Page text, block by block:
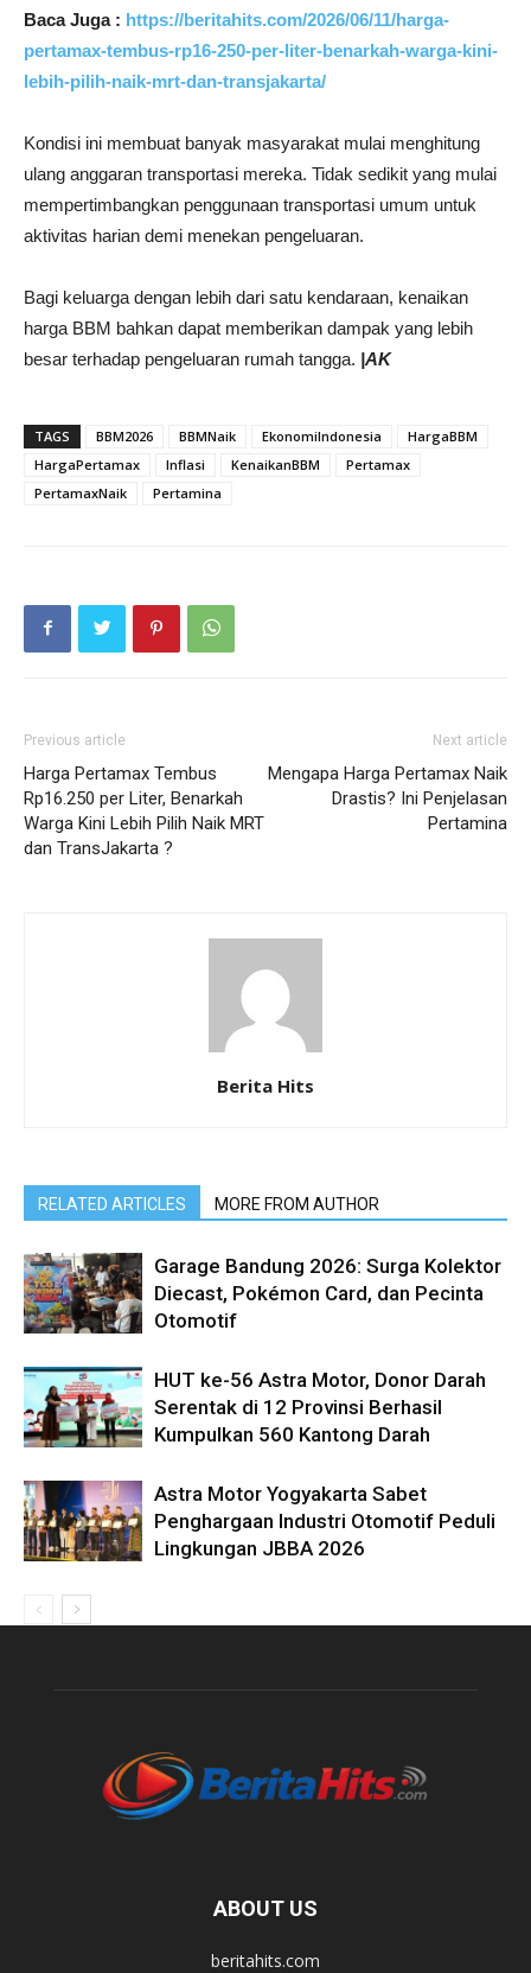
Baca Juga : https://beritahits.com/2026/06/11/harga-
pertamax-tembus-rp16-250-per-liter-benarkah-warga-kini-
lebih-pilih-naik-mrt-dan-transjakarta/
Kondisi ini membuat banyak masyarakat mulai menghitung
ulang anggaran transportasi mereka. Tidak sedikit yang mulai
mempertimbangkan penggunaan transportasi umum untuk
aktivitas harian demi menekan pengeluaran.
Bagi keluarga dengan lebih dari satu kendaraan, kenaikan
harga BBM bahkan dapat memberikan dampak yang lebih
besar terhadap pengeluaran rumah tangga. |AK
TAGS BBM2026 BBMNaik EkonomiIndonesia
HargaBBM
HargaPertamax
Inflasi KenaikanBBM
Pertamax
PertamaxNaik
Pertamina
Previous article
Harga Pertamax Tembus
Rp16.250 per Liter, Benarkah
Warga Kini Lebih Pilih Naik MRT
dan TransJakarta ?
Next article
Mengapa Harga Pertamax Naik
Drastis? Ini Penjelasan
Pertamina
Berita Hits
RELATED ARTICLES MORE FROM AUTHOR
Garage Bandung 2026: Surga Kolektor
Diecast, Pokémon Card, dan Pecinta
Otomotif
HUT ke-56 Astra Motor, Donor Darah
Serentak di 12 Provinsi Berhasil
Kumpulkan 560 Kantong Darah
Astra Motor Yogyakarta Sabet
Penghargaan Industri Otomotif Peduli
Lingkungan JBBA 2026
ABOUT US
beritahits.com